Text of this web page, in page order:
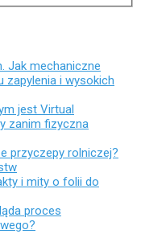
Jak mechaniczne
zapylenia i wysokich
jest Virtual
zanim fizyczna
przyczepy rolniczej?
i mity o folii do
proces